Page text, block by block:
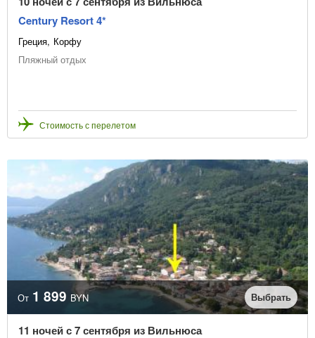
Century Resort 4*
Греция Корфу
Пляжный отдых
Стоимость с перелетом
От 1 899 BYN Выбрать
11 ночей с 7 сентября из Вильнюса